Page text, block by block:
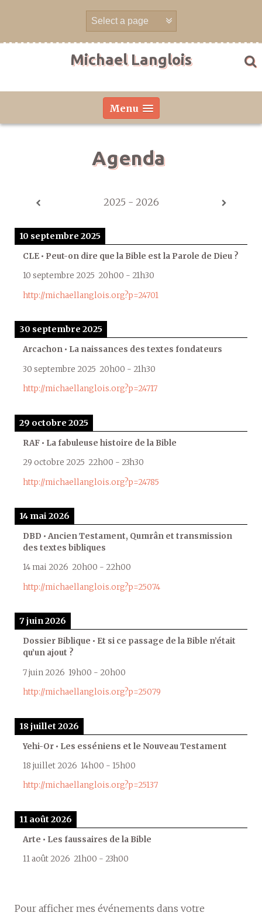
Michael Langlois
Menu
Agenda
2025 - 2026
10 septembre 2025
CLE • Peut-on dire que la Bible est la Parole de Dieu ?
10 septembre 2025 20h00 - 21h30
http://michaellanglois.org?p=24701
30 septembre 2025
Arcachon • La naissances des textes fondateurs
30 septembre 2025 20h00 - 21h30
http://michaellanglois.org?p=24717
29 octobre 2025
RAF • La fabuleuse histoire de la Bible
29 octobre 2025 22h00 - 23h30
http://michaellanglois.org?p=24785
14 mai 2026
DBD • Ancien Testament, Qumrân et transmission
des textes bibliques
14 mai 2026 20h00 - 22h00
http://michaellanglois.org?p=25074
7 juin 2026
Dossier Biblique • Et si ce passage de la Bible n’était
qu’un ajout ?
7 juin 2026 19h00 - 20h00
http://michaellanglois.org?p=25079
18 juillet 2026
Yehi-Or • Les esséniens et le Nouveau Testament
18 juillet 2026 14h00 - 15h00
http://michaellanglois.org?p=25137
11 août 2026
Arte • Les faussaires de la Bible
11 août 2026 21h00 - 23h00
Pour afficher mes événements dans votre